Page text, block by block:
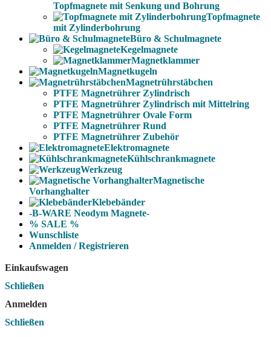
Topfmagnete mit Senkung und Bohrung
Topfmagnete
mit Zylinderbohrung
Büro & Schulmagnete
Kegelmagnete
Magnetklammer
Magnetkugeln
Magnetrührstäbchen
PTFE Magnetrührer Zylindrisch
PTFE Magnetrührer Zylindrisch mit Mittelring
PTFE Magnetrührer Ovale Form
PTFE Magnetrührer Rund
PTFE Magnetrührer Zubehör
Elektromagnete
Kühlschrankmagnete
Werkzeug
Magnetische
Vorhanghalter
Klebebänder
-B-WARE Neodym Magnete-
% SALE %
Wunschliste
Anmelden / Registrieren
Einkaufswagen
Schließen
Anmelden
Schließen